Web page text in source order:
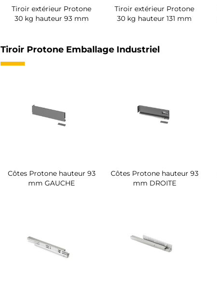
Tiroir extérieur Protone
30 kg hauteur 93 mm
Tiroir extérieur Protone
30 kg hauteur 131 mm
Tiroir Protone Emballage Industriel
Côtes Protone hauteur 93
mm GAUCHE
Côtes Protone hauteur 93
mm DROITE